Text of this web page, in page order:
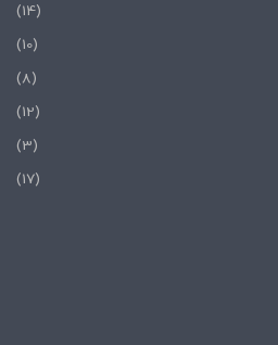
(14)
(10)
(8)
(12)
(3)
(17)